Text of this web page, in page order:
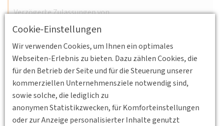
Cookie-Einstellungen
Wir verwenden Cookies, um Ihnen ein optimales
Webseiten-Erlebnis zu bieten. Dazu zählen Cookies, die
für den Betrieb der Seite und für die Steuerung unserer
kommerziellen Unternehmensziele notwendig sind,
sowie solche, die lediglich zu
anonymen Statistikzwecken, für Komforteinstellungen
oder zur Anzeige personalisierter Inhalte genutzt
Verzögerte Zulassungen von…
Erstellt von wig